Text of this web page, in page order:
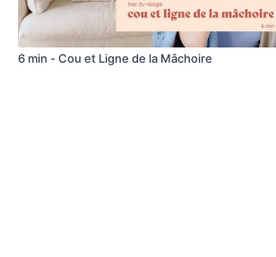
6 min - Cou et Ligne de la Mâchoire